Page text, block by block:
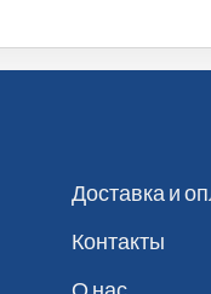
Доставка и
Контакты